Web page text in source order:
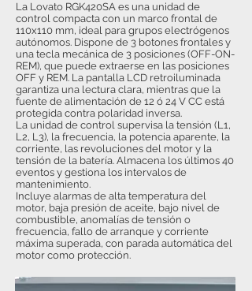
La Lovato RGK420SA es una unidad de
control compacta con un marco frontal de
110x110 mm, ideal para grupos electrógenos
autónomos. Dispone de 3 botones frontales y
una tecla mecánica de 3 posiciones (OFF-ON-
REM), que puede extraerse en las posiciones
OFF y REM. La pantalla LCD retroiluminada
garantiza una lectura clara, mientras que la
fuente de alimentación de 12 ó 24 V CC está
protegida contra polaridad inversa.
La unidad de control supervisa la tensión (L1,
L2, L3), la frecuencia, la potencia aparente, la
corriente, las revoluciones del motor y la
tensión de la batería. Almacena los últimos 40
eventos y gestiona los intervalos de
mantenimiento.
Incluye alarmas de alta temperatura del
motor, baja presión de aceite, bajo nivel de
combustible, anomalías de tensión o
frecuencia, fallo de arranque y corriente
máxima superada, con parada automática del
motor como protección.